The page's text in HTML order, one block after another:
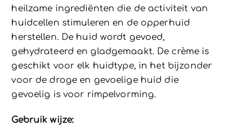
heilzame ingrediënten die de activiteit van
huidcellen stimuleren en de opperhuid
herstellen. De huid wordt gevoed,
gehydrateerd en gladgemaakt. De crème is
geschikt voor elk huidtype, in het bijzonder
voor de droge en gevoelige huid die
gevoelig is voor rimpelvorming.
Gebruik wijze: